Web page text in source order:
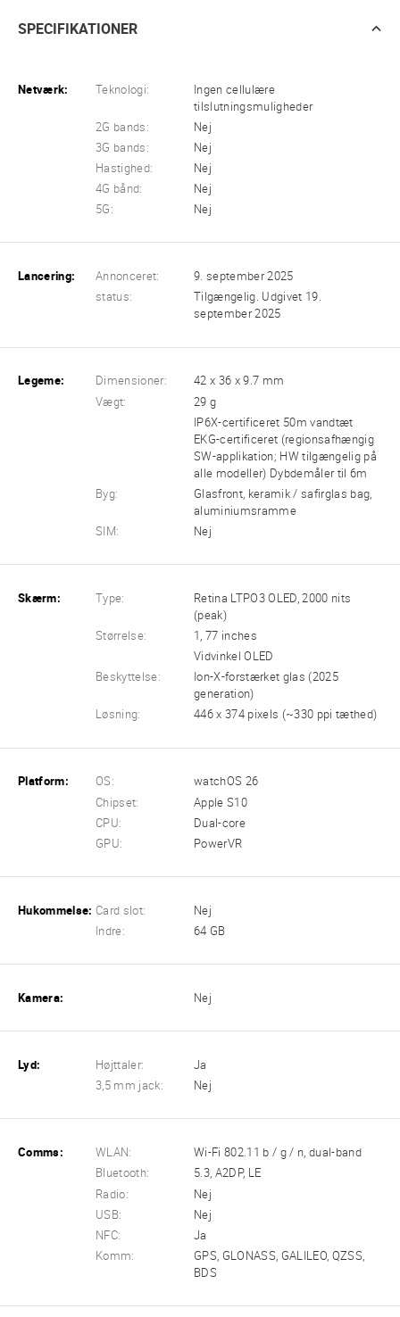
SPECIFIKATIONER
Netværk: Teknologi:
Ingen cellulære
tilslutningsmuligheder
2G bands:
Nej
3G bands:
Nej
Hastighed:
Nej
4G bånd:
Nej
5G:
Nej
Lancering: Annonceret:
9. september 2025
status:
Tilgængelig. Udgivet 19.
september 2025
Legeme: Dimensioner:
42 x 36 x 9.7 mm
Vægt:
29 g
IP6X-certificeret 50m vandtæt
EKG-certificeret (regionsafhængig
SW-applikation; HW tilgængelig på
alle modeller) Dybdemåler til 6m
Byg:
Glasfront, keramik / safirglas bag,
aluminiumsramme
SIM:
Nej
Skærm: Type:
Retina LTPO3 OLED, 2000 nits
(peak)
Størrelse:
1, 77 inches
Vidvinkel OLED
Beskyttelse:
Ion-X-forstærket glas (2025
generation)
Løsning:
446 x 374 pixels (~330 ppi tæthed)
Platform: OS:
watchOS 26
Chipset:
Apple S10
CPU:
Dual-core
GPU:
PowerVR
Hukommelse: Card slot:
Nej
Indre:
64 GB
Kamera: Nej
Lyd: Højttaler:
Ja
3,5 mm jack:
Nej
Comms: WLAN:
Wi-Fi 802.11 b / g / n, dual-band
Bluetooth:
5.3, A2DP, LE
Radio:
Nej
USB:
Nej
NFC:
Ja
Komm:
GPS, GLONASS, GALILEO, QZSS,
BDS